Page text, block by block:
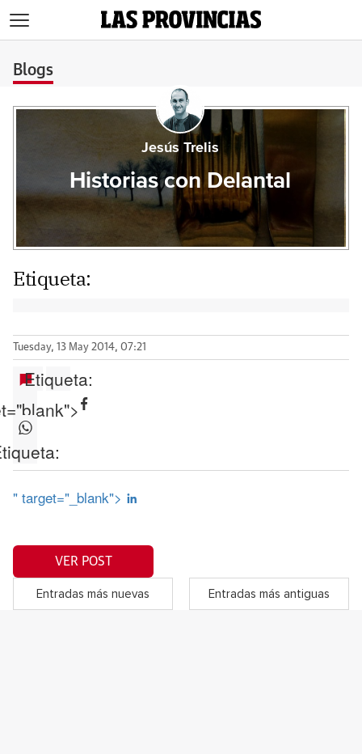
Blogs
Jesús Trelis
Historias con Delantal
Etiqueta:
Tuesday, 13 May 2014, 07:21
Etiqueta:
" target="_blank">
VER POST
Entradas más nuevas Entradas más antiguas